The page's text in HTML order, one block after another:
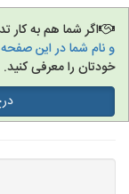
اگر شما هم به
و نام شما در این صفحه
خودتان را معرفی کنید.